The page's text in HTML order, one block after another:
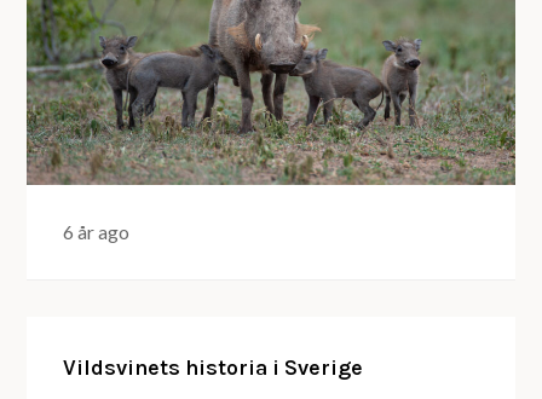
6 år ago
Vildsvinets historia i Sverige